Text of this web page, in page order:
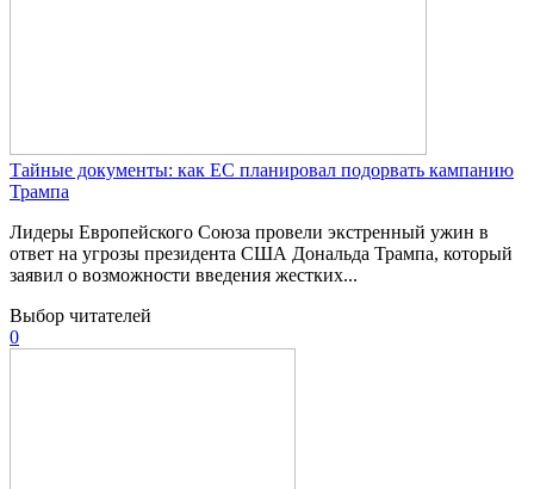
Тайные документы: как ЕС планировал подорвать кампанию
Трампа
Лидеры Европейского Союза провели экстренный ужин в
ответ на угрозы президента США Дональда Трампа, который
заявил о возможности введения жестких...
Выбор читателей
0